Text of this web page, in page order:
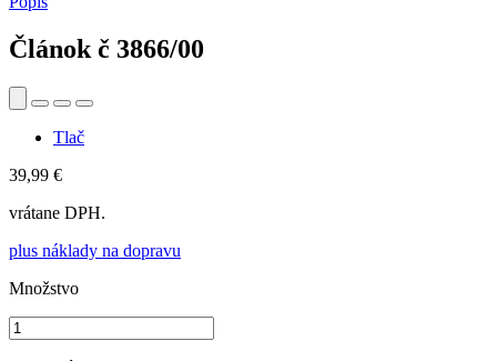
Článok č 3866/00
Tlač
39,99 €
vrátane DPH.
plus náklady na dopravu
Množstvo